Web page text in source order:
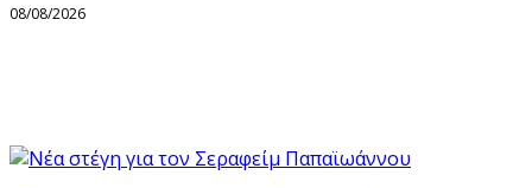
08/08/2026